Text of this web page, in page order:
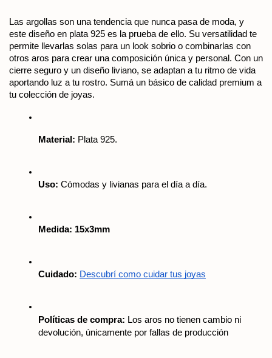
Las argollas son una tendencia que nunca pasa de moda, y
este diseño en plata 925 es la prueba de ello. Su versatilidad te
permite llevarlas solas para un look sobrio o combinarlas con
otros aros para crear una composición única y personal. Con un
cierre seguro y un diseño liviano, se adaptan a tu ritmo de vida
aportando luz a tu rostro. Sumá un básico de calidad premium a
tu colección de joyas.
Material: Plata 925.
Uso: Cómodas y livianas para el día a día.
Medida: 15x3mm
Cuidado: Descubrí como cuidar tus joyas
Políticas de compra: Los aros no tienen cambio ni
devolución, únicamente por fallas de producción